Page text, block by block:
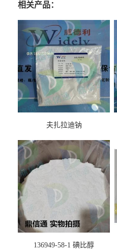
相关产品：
夫扎拉迪钠
136949-58-1 碘比醇